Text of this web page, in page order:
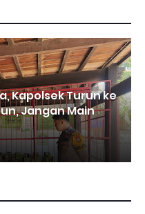
Kapolsek Turun ke
Jangan Main